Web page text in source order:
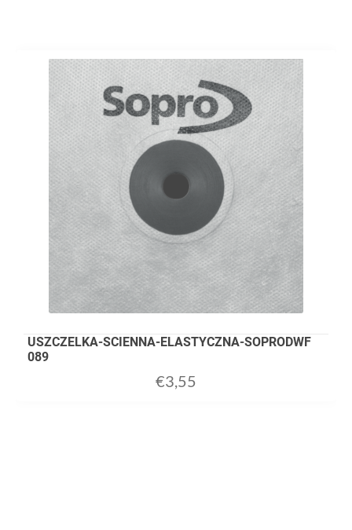
USZCZELKA-SCIENNA-ELASTYCZNA-SOPRODWF
089
€3,55